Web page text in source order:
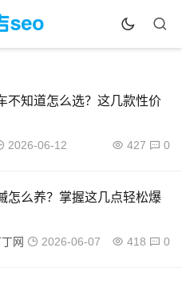
不知道怎么选？这几款性价
2026-06-12 427 0
怎么养？掌握这几点轻松爆
网 2026-06-07 418 0